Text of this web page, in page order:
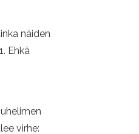
näiden
Ehkä
virhe: